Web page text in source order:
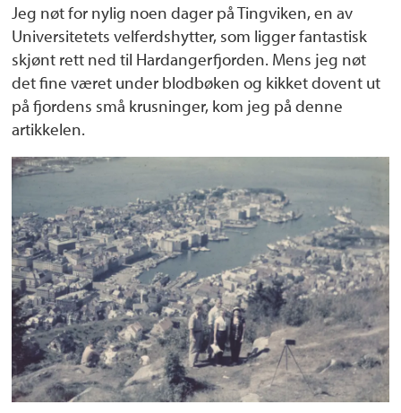
Jeg nøt for nylig noen dager på Tingviken, en av
Universitetets velferdshytter, som ligger fantastisk
skjønt rett ned til Hardangerfjorden. Mens jeg nøt
det fine været under blodbøken og kikket dovent ut
på fjordens små krusninger, kom jeg på denne
artikkelen.